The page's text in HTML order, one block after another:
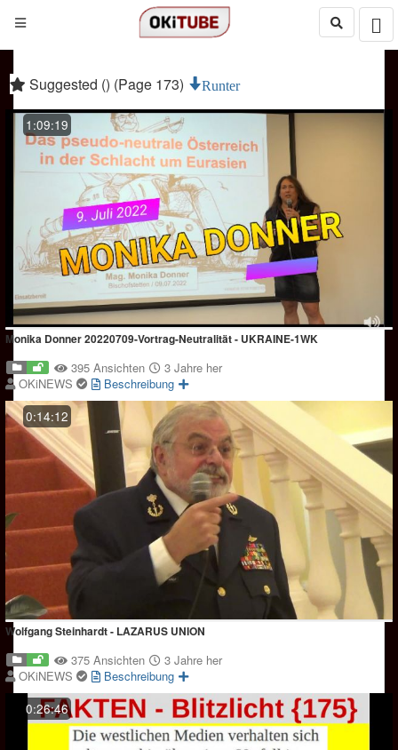
Suggested () (Page 173) Runter
1:09:19
Monika Donner 20220709-Vortrag-Neutralität - UKRAINE-1WK
395 Ansichten
3 Jahre her
OKiNEWS
Beschreibung
0:14:12
Wolfgang Steinhardt - LAZARUS UNION
375 Ansichten
3 Jahre her
OKiNEWS
Beschreibung
0:26:46